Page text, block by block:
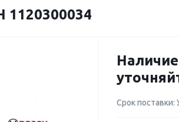
Срок поставки: